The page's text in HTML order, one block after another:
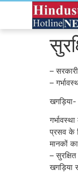
–
–
खगड़िया-
प्रसव के
मानकों
–
खगड़िया